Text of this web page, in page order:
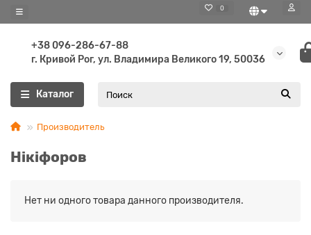
0
+38 096-286-67-88
г. Кривой Рог, ул. Владимира Великого 19, 50036
Каталог
Производитель
Нікіфоров
Нет ни одного товара данного производителя.